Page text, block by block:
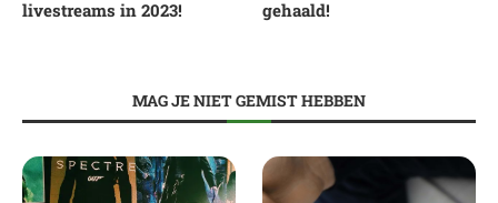
livestreams in 2023!
gehaald!
MAG JE NIET GEMIST HEBBEN